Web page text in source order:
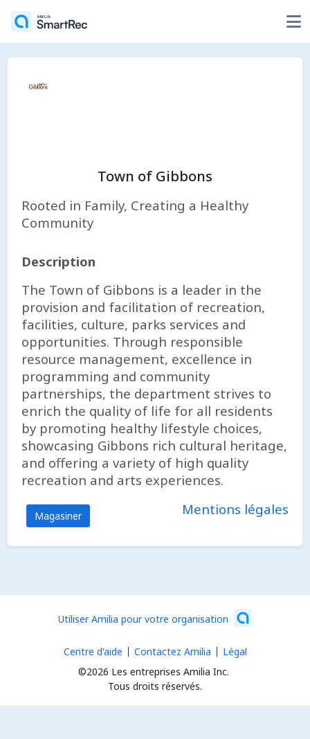
Town of Gibbons
Rooted in Family, Creating a Healthy
Community
Description
The Town of Gibbons is a leader in the
provision and facilitation of recreation,
facilities, culture, parks services and
opportunities. Through responsible
resource management, excellence in
programming and community
partnerships, the department strives to
enrich the quality of life for all residents
by promoting healthy lifestyle choices,
showcasing Gibbons rich cultural heritage,
and offering a variety of high quality
recreation and arts experiences.
Magasiner Mentions légales
Utiliser Amilia pour votre organisation
©2026 Les entreprises Amilia Inc.
Tous droits réservés.
Centre d'aide Contactez Amilia Légal